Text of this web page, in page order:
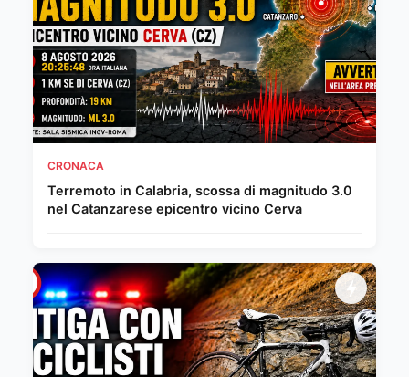
CRONACA
Terremoto in Calabria, scossa di magnitudo 3.0
nel Catanzarese epicentro vicino Cerva